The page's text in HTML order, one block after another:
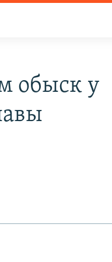
обыск у